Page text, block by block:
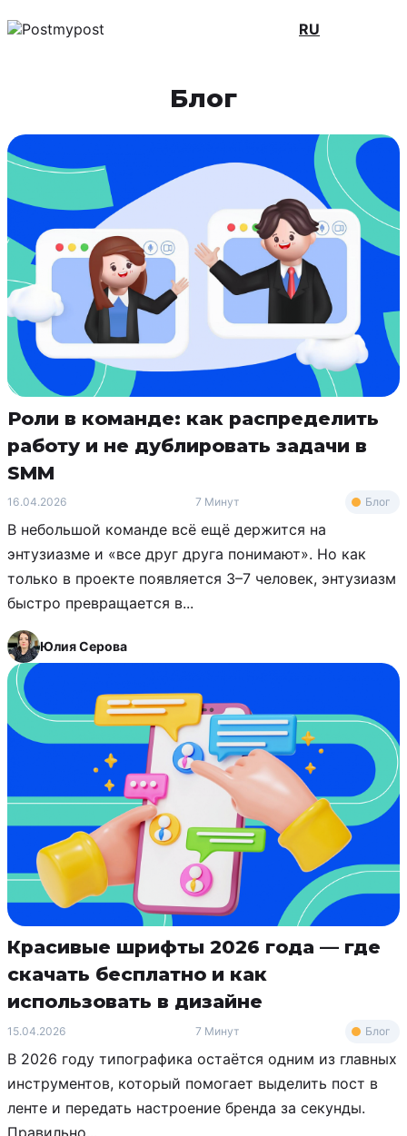
RU
Блог
Роли в команде: как распределить
работу и не дублировать задачи в
SMM
16.04.2026 7 Минут Блог
В небольшой команде всё ещё держится на
энтузиазме и «все друг друга понимают». Но как
только в проекте появляется 3–7 человек, энтузиазм
быстро превращается в...
Юлия Серова
Красивые шрифты 2026 года — где
скачать бесплатно и как
использовать в дизайне
15.04.2026 7 Минут Блог
В 2026 году типографика остаётся одним из главных
инструментов, который помогает выделить пост в
ленте и передать настроение бренда за секунды.